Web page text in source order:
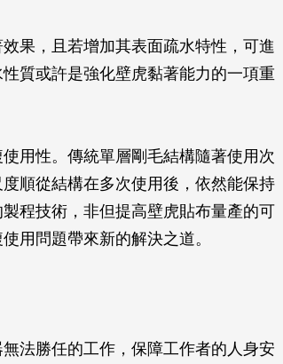
果，且若增加其表面疏水特性，可進
質或許是強化壁虎黏著能力的一項重
用性。傳統單層剛毛結構隨著使用次
順從結構在多次使用後，依然能保持
程技術，非但提高壁虎貼布量產的可
用問題帶來新的解決之道。
法勝任的工作，保障工作者的人身安